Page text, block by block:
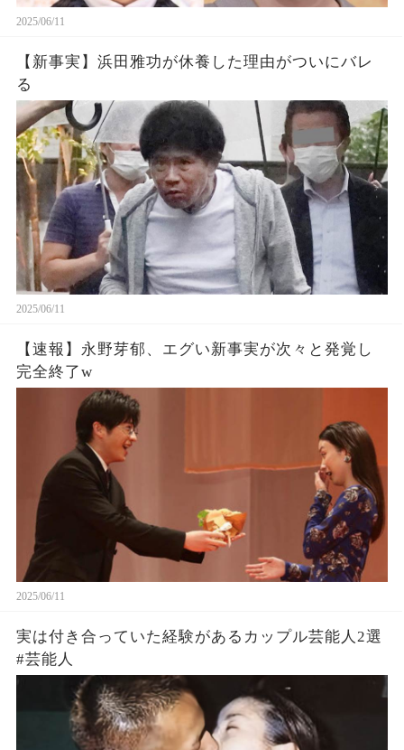
2025/06/11
【新事実】浜田雅功が休養した理由がついにバレ
る
2025/06/11
【速報】永野芽郁、エグい新事実が次々と発覚し
完全終了w
2025/06/11
実は付き合っていた経験があるカップル芸能人2選
#芸能人